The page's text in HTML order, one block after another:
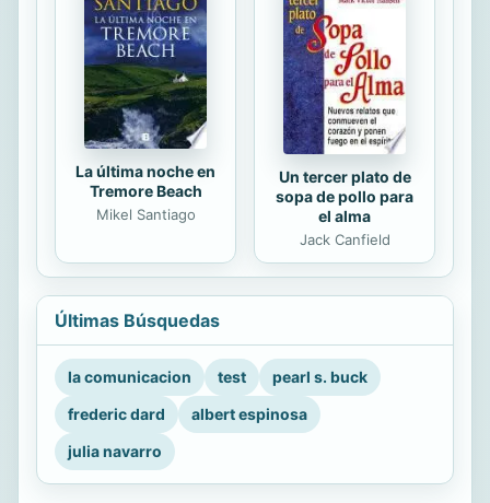
La última noche en
Tremore Beach
Mikel Santiago
Un tercer plato de
sopa de pollo para
el alma
Jack Canfield
Últimas Búsquedas
la comunicacion test
pearl s. buck
frederic dard
albert espinosa
julia navarro